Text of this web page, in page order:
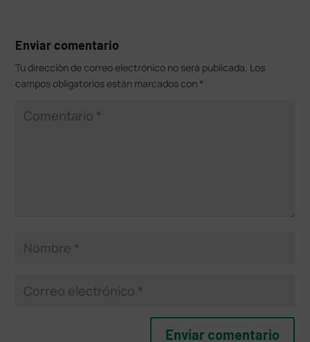
Enviar comentario
Tu dirección de correo electrónico no será publicada. Los
campos obligatorios están marcados con *